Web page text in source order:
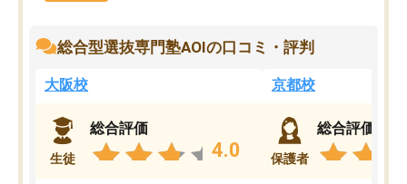
総合型選抜専門塾AOIの口コミ・評判
大阪校
生徒
総合評価
4.0
京都校
保護者
総合評価